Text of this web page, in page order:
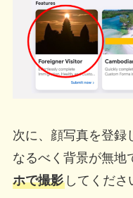
次に、顔写真を登録
なるべく背景が無地
ホで撮影してくださ